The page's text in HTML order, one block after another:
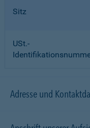
Sitz
USt.-
Adresse und